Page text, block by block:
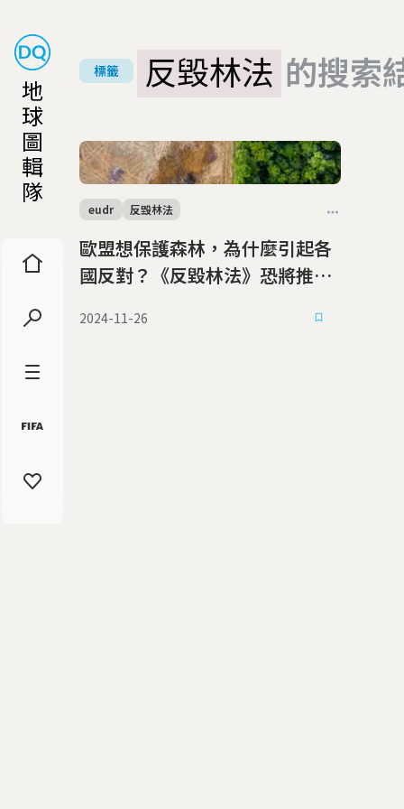
地
球
圖
輯
隊
標籤 反毀林法 的搜索
歐盟想保護森林，為什麼引起各
國反對？《反毀林法》恐將推遲
eudr 反毀林法
2024-11-26